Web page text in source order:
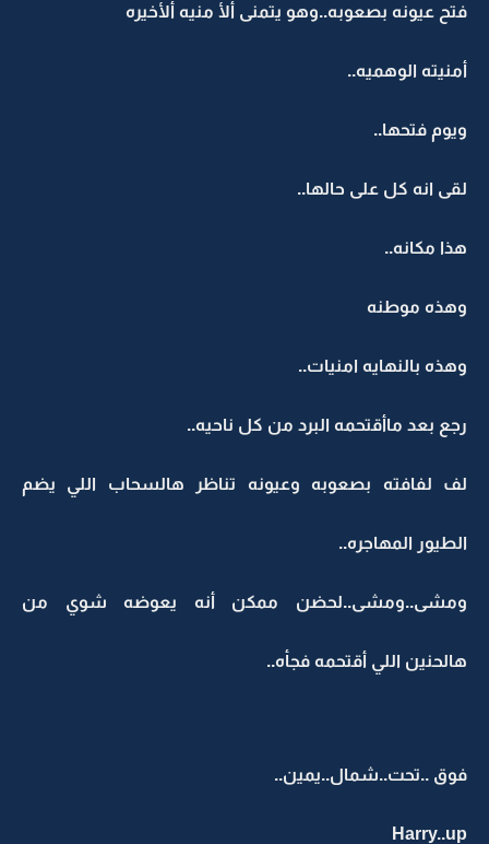
فتح عيونه بصعوبه..وهو يتمنى ألأ منيه ألأخيره
أمنيته الوهميه..
ويوم فتحها..
لقى انه كل على حالها..
هذا مكانه..
وهذه موطنه
وهذه بالنهايه امنيات..
رجع بعد ماأقتحمه البرد من كل ناحيه..
لف لفافته بصعوبه وعيونه تناظر هالسحاب اللي يضم
الطيور المهاجره..
ومشى..ومشى..لحضن ممكن أنه يعوضه شوي من
هالحنين اللي أقتحمه فجأه..
فوق ..تحت..شمال..يمين..
Harry..up